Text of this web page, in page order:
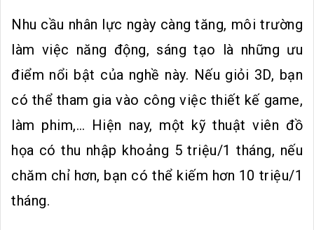
Nhu cầu nhân lực ngày càng tăng, môi trường
làm việc năng động, sáng tạo là những ưu
điểm nổi bật của nghề này. Nếu giỏi 3D, bạn
có thể tham gia vào công việc thiết kế game,
làm phim,… Hiện nay, một kỹ thuật viên đồ
họa có thu nhập khoảng 5 triệu/1 tháng, nếu
chăm chỉ hơn, bạn có thể kiếm hơn 10 triệu/1
tháng.